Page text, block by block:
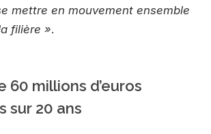
mettre en mouvement ensemble
filière ».
60 millions d’euros
sur 20 ans